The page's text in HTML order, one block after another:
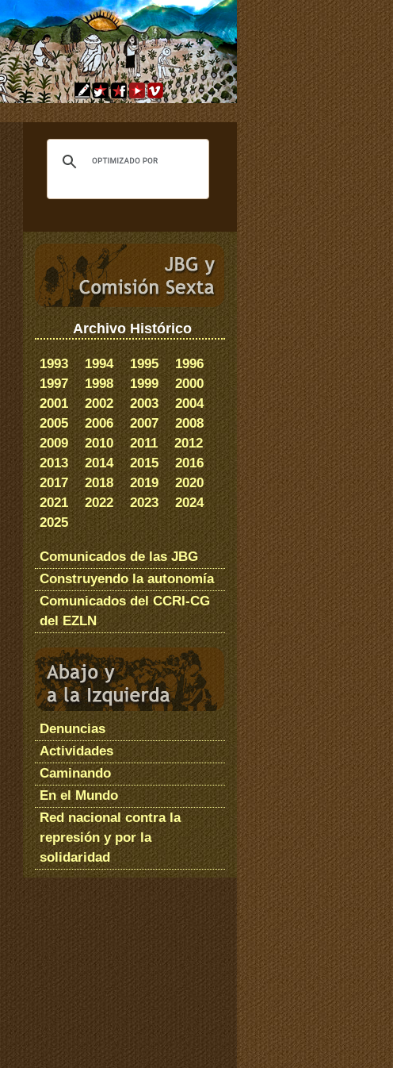
Archivo Histórico
1993 1994 1995
1996
1997
1998 1999
2000
2001
2002 2003
2004
2005
2006 2007
2008
2009
2010 2011
2012
2013
2014 2015
2016
2017
2018 2019
2020
2021
2022 2023
2024
2025
Comunicados de las JBG
Construyendo la autonomía
Comunicados del CCRI-CG
del EZLN
Denuncias
Actividades
Caminando
En el Mundo
Red nacional contra la
represión y por la
solidaridad